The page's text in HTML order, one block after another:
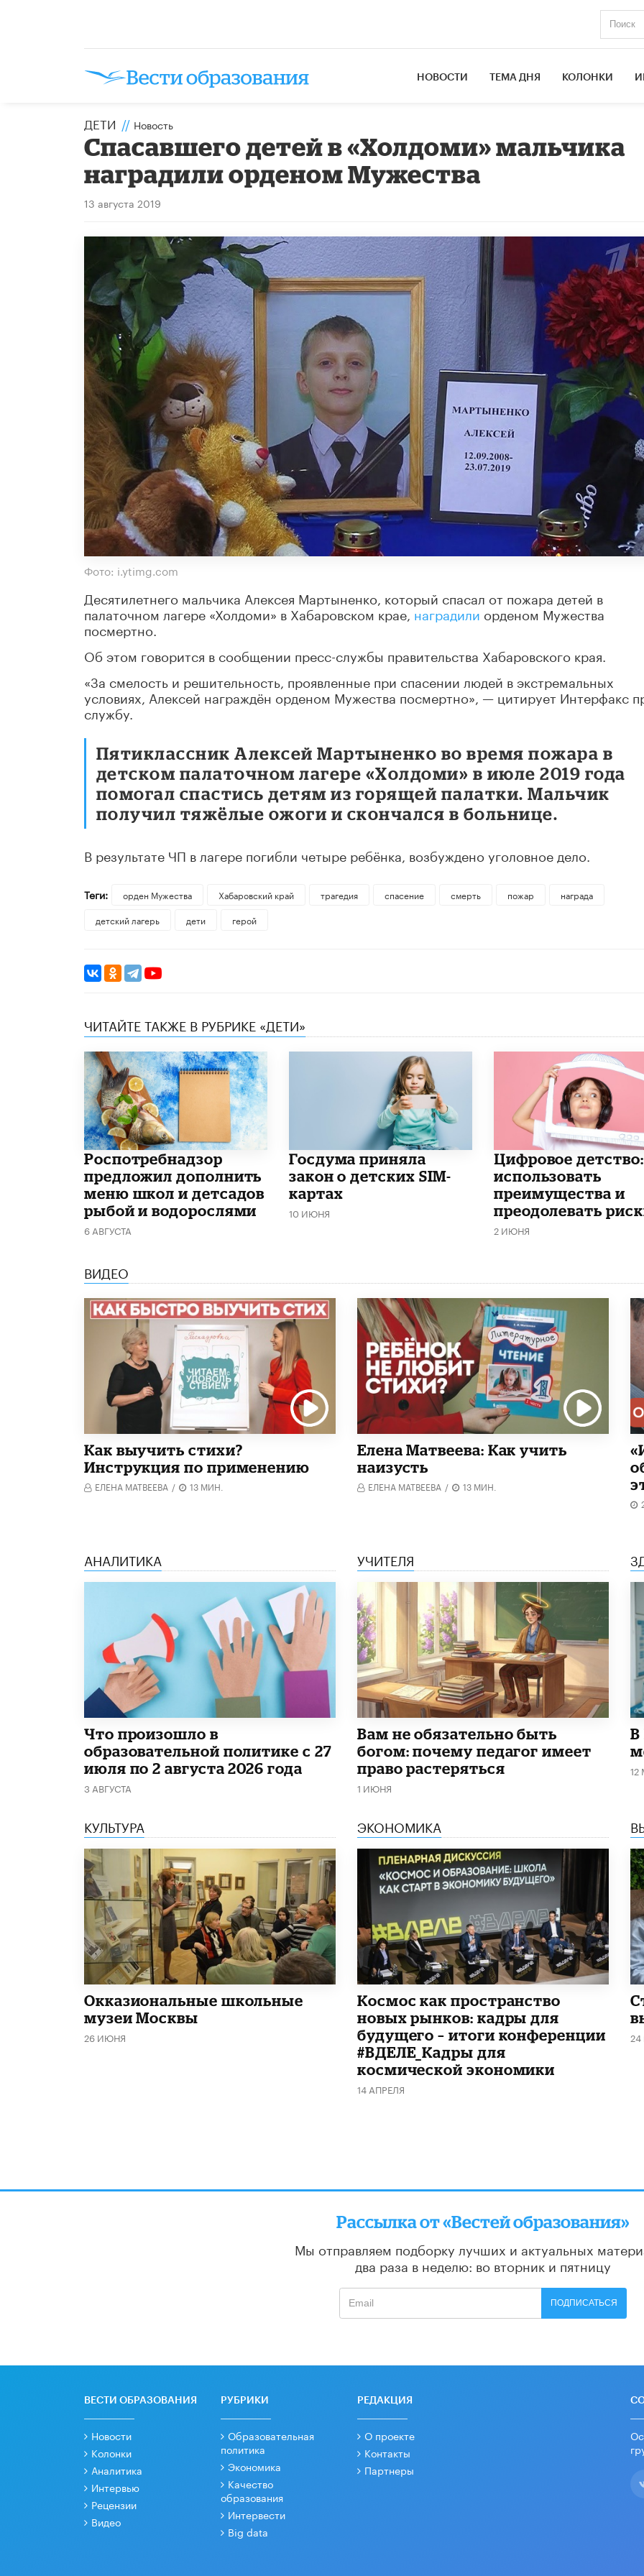
НОВОСТИ ТЕМА ДНЯ КОЛОНКИ
ДЕТИ // Новость
Спасавшего детей в «Холдоми» мальчика
наградили орденом Мужества
13 августа 2019
Фото: i.ytimg.com
Десятилетнего мальчика Алексея Мартыненко, который спасал от пожара детей в
палаточном лагере «Холдоми» в Хабаровском крае, наградили орденом Мужества
посмертно.
Об этом говорится в сообщении пресс-службы правительства Хабаровского края.
«За смелость и решительность, проявленные при спасении людей в экстремальных
условиях, Алексей награждён орденом Мужества посмертно», — цитирует Интерфакс
службу.
Пятиклассник Алексей Мартыненко во время пожара в
детском палаточном лагере «Холдоми» в июле 2019 года
помогал спастись детям из горящей палатки. Мальчик
получил тяжёлые ожоги и скончался в больнице.
В результате ЧП в лагере погибли четыре ребёнка, возбуждено уголовное дело.
Теги: орден Мужества Хабаровский край трагедия спасение смерть пожар
награда
детский лагерь
дети герой
ЧИТАЙТЕ ТАКЖЕ В РУБРИКЕ «ДЕТИ»
Роспотребнадзор
предложил дополнить
меню школ и детсадов
рыбой и водорослями
6 АВГУСТА
Госдума приняла
закон о детских SIM-
картах
10 ИЮНЯ
​Цифровое
использовать
преимущества и
преодолевать
2 ИЮНЯ
ВИДЕО
Как выучить стихи?
Инструкция по применению
ЕЛЕНА МАТВЕЕВА / 13 МИН.
Елена Матвеева: Как учить
наизусть
ЕЛЕНА МАТВЕЕВА / 13 МИН.
АНАЛИТИКА
​Что произошло в
образовательной политике с 27
июля по 2 августа 2026 года
3 АВГУСТА
УЧИТЕЛЯ
​Вам не обязательно быть
богом: почему педагог имеет
право растеряться
1 ИЮНЯ
В
12
КУЛЬТУРА
​Окказиональные школьные
музеи Москвы
26 ИЮНЯ
ЭКОНОМИКА
Космос как пространство
новых рынков: кадры для
будущего – итоги конференции
#ВДЕЛЕ_Кадры для
космической экономики
14 АПРЕЛЯ
Рассылка от «Вестей образования»
Мы отправляем подборку лучших и актуальных
два раза в неделю: во вторник и пятницу
ПОДПИСАТЬСЯ
ВЕСТИ ОБРАЗОВАНИЯ
Новости
Колонки
Аналитика
Интервью
Рецензии
Видео
РУБРИКИ
Образовательная
политика
Экономика
Качество
образования
Интервести
Big data
РЕДАКЦИЯ
О проекте
Контакты
Партнеры